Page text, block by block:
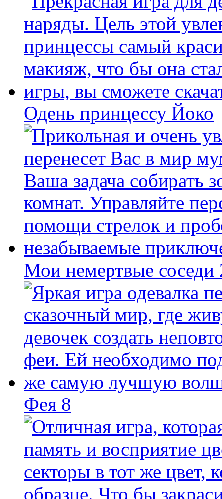
Одень принцессу Йоко
Мои немертвые
Фея 8